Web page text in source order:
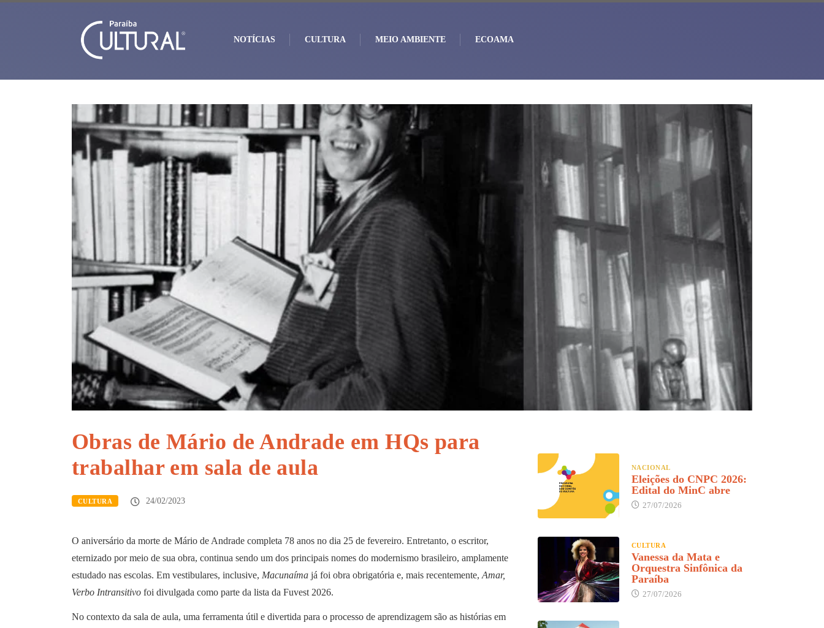
NOTÍCIAS CULTURA MEIO AMBIENTE ECOAMA
Obras de Mário de Andrade em HQs para
trabalhar em sala de aula
CULTURA 24/02/2023
O aniversário da morte de Mário de Andrade completa 78 anos no dia 25 de fevereiro. Entretanto, o escritor,
eternizado por meio de sua obra, continua sendo um dos principais nomes do modernismo brasileiro, amplamente
estudado nas escolas. Em vestibulares, inclusive, Macunaíma já foi obra obrigatória e, mais recentemente, Amar,
Verbo Intransitivo foi divulgada como parte da lista da Fuvest 2026.
No contexto da sala de aula, uma ferramenta útil e divertida para o processo de aprendizagem são as histórias em
NACIONAL
Eleições do CNPC 2026:
Edital do MinC abre
27/07/2026
CULTURA
Vanessa da Mata e
Orquestra Sinfônica da
Paraíba
27/07/2026